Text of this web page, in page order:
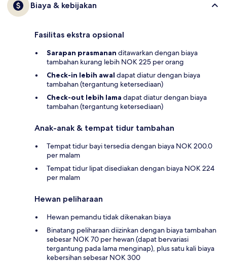
Biaya & kebijakan
Fasilitas ekstra opsional
Sarapan prasmanan ditawarkan dengan biaya
tambahan kurang lebih NOK 225 per orang
Check-in lebih awal dapat diatur dengan biaya
tambahan (tergantung ketersediaan)
Check-out lebih lama dapat diatur dengan biaya
tambahan (tergantung ketersediaan)
Anak-anak & tempat tidur tambahan
Tempat tidur bayi tersedia dengan biaya NOK 200.0
per malam
Tempat tidur lipat disediakan dengan biaya NOK 224
per malam
Hewan peliharaan
Hewan pemandu tidak dikenakan biaya
Binatang peliharaan diizinkan dengan biaya tambahan
sebesar NOK 70 per hewan (dapat bervariasi
tergantung pada lama menginap), plus satu kali biaya
kebersihan sebesar NOK 300